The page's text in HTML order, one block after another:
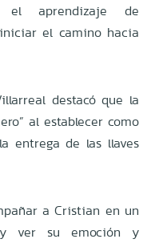
el aprendizaje de
el camino hacia
destacó que la
al establecer como
entrega de las llaves
a Cristian en un
ver su emoción y